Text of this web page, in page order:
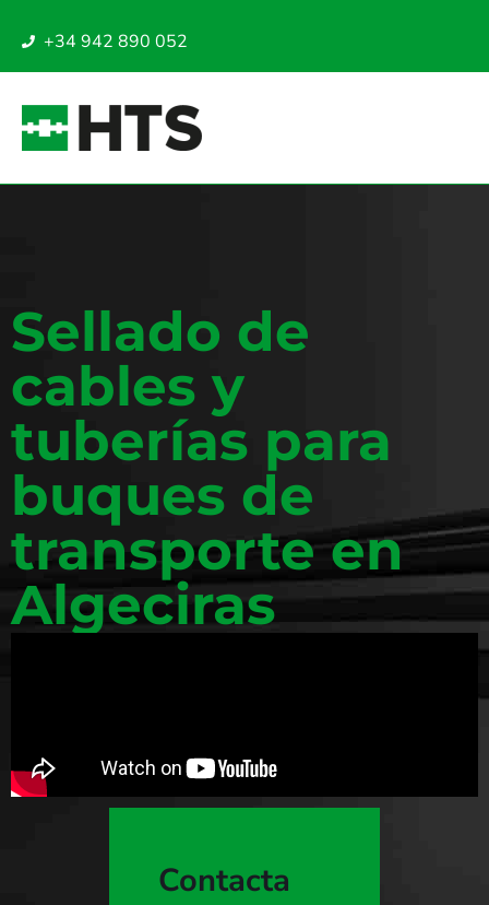
+34 942 890 052
Sellado de
cables y
tuberías para
buques de
transporte en
Algeciras
Contacta